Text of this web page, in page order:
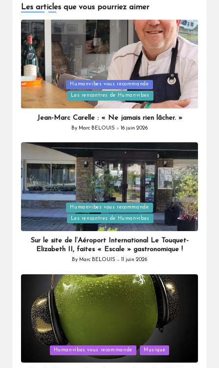
Les articles que vous pourriez aimer
Posted
Humanvibes vous recommande
Les rencontres de Humanvibes
Jean-Marc Carelle : « Ne jamais rien lâcher. »
Posted
By Marc BELOUIS 16 juin 2026
Posted
in
Humanvibes vous recommande
Les rencontres de Humanvibes
Sur le site de l’Aéroport International Le Touquet-
Elizabeth II, faites « Escale » gastronomique !
Posted
By Marc BELOUIS 11 juin 2026
Humanvibes vous recommande Musique